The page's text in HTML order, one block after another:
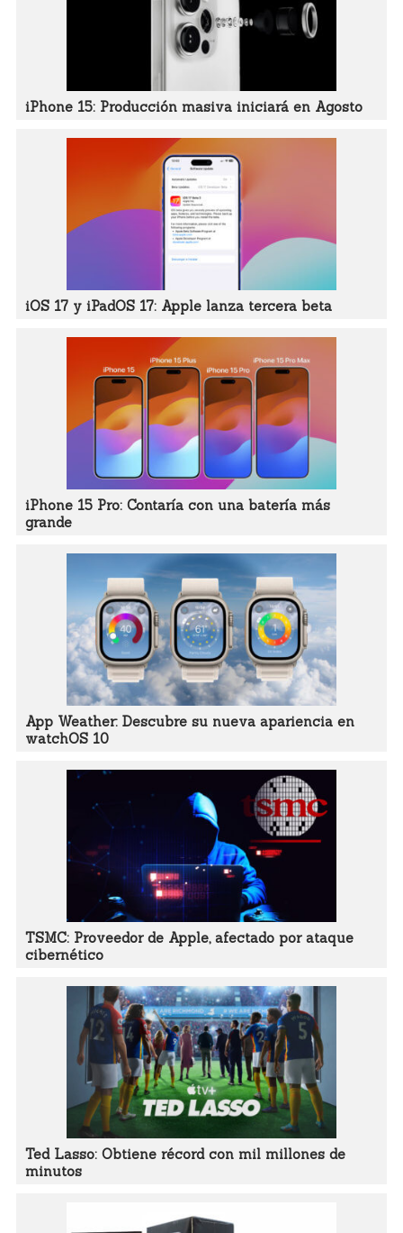
iPhone 15: Producción masiva iniciará en Agosto
iOS 17 y iPadOS 17: Apple lanza tercera beta
iPhone 15 Pro: Contaría con una batería más
grande
App Weather: Descubre su nueva apariencia en
watchOS 10
TSMC: Proveedor de Apple, afectado por ataque
cibernético
Ted Lasso: Obtiene récord con mil millones de
minutos